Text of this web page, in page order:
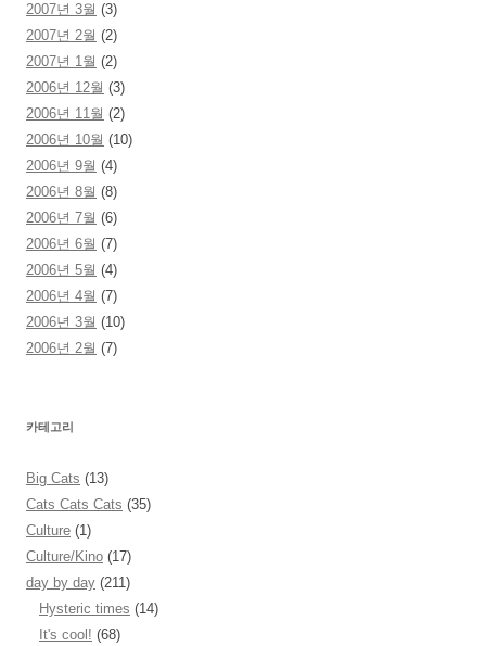
2007년 3월 (3)
2007년 2월 (2)
2007년 1월 (2)
2006년 12월 (3)
2006년 11월 (2)
2006년 10월 (10)
2006년 9월 (4)
2006년 8월 (8)
2006년 7월 (6)
2006년 6월 (7)
2006년 5월 (4)
2006년 4월 (7)
2006년 3월 (10)
2006년 2월 (7)
카테고리
Big Cats (13)
Cats Cats Cats (35)
Culture (1)
Culture/Kino (17)
day by day (211)
Hysteric times (14)
It's cool! (68)